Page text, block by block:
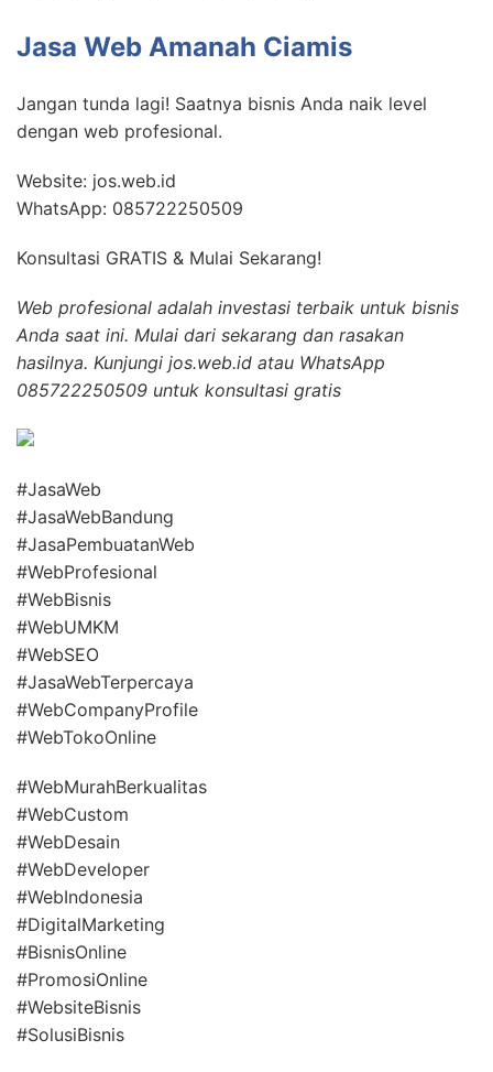
Jasa Web Amanah Ciamis
Jangan tunda lagi! Saatnya bisnis Anda naik level
dengan web profesional.
Website: jos.web.id
WhatsApp: 085722250509
Konsultasi GRATIS & Mulai Sekarang!
Web profesional adalah investasi terbaik untuk bisnis
Anda saat ini. Mulai dari sekarang dan rasakan
hasilnya. Kunjungi jos.web.id atau WhatsApp
085722250509 untuk konsultasi gratis
#JasaWeb
#JasaWebBandung
#JasaPembuatanWeb
#WebProfesional
#WebBisnis
#WebUMKM
#WebSEO
#JasaWebTerpercaya
#WebCompanyProfile
#WebTokoOnline
#WebMurahBerkualitas
#WebCustom
#WebDesain
#WebDeveloper
#WebIndonesia
#DigitalMarketing
#BisnisOnline
#PromosiOnline
#WebsiteBisnis
#SolusiBisnis